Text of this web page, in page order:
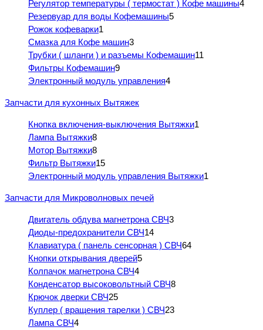
Регулятор температуры ( термостат ) Кофе машины4
Резервуар для воды Кофемашины5
Рожок кофеварки1
Смазка для Кофе машин3
Трубки ( шланги ) и разъемы Кофемашин11
Фильтры Кофемашин9
Электронный модуль управления4
Запчасти для кухонных Вытяжек
Кнопка включения-выключения Вытяжки1
Лампа Вытяжки8
Мотор Вытяжки8
Фильтр Вытяжки15
Электронный модуль управления Вытяжки1
Запчасти для Микроволновых печей
Двигатель обдува магнетрона СВЧ3
Диоды-предохранители СВЧ14
Клавиатура ( панель сенсорная ) СВЧ64
Кнопки открывания дверей5
Колпачок магнетрона СВЧ4
Конденсатор высоковольтный СВЧ8
Крючок дверки СВЧ25
Куплер ( вращения тарелки ) СВЧ23
Лампа СВЧ4